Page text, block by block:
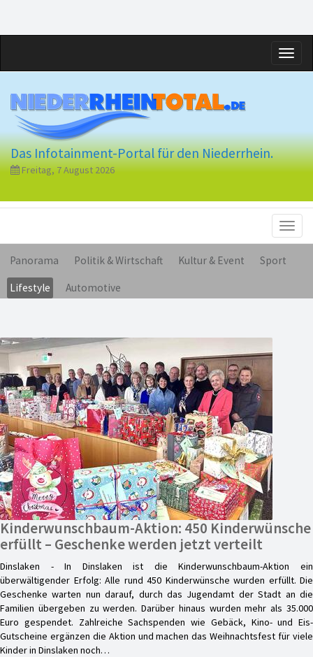
Das Infotainment-Portal für den Niederrhein.
Freitag, 7 August 2026
Panorama Politik & Wirtschaft Kultur & Event Sport
Lifestyle Automotive
Kinderwunschbaum-Aktion: 450 Kinderwünsche
erfüllt – Geschenke werden jetzt verteilt
Dinslaken - In Dinslaken ist die Kinderwunschbaum-Aktion ein
überwältigender Erfolg: Alle rund 450 Kinderwünsche wurden erfüllt. Die
Geschenke warten nun darauf, durch das Jugendamt der Stadt an die
Familien übergeben zu werden. Darüber hinaus wurden mehr als 35.000
Euro gespendet. Zahlreiche Sachspenden wie Gebäck, Kino- und Eis-
Gutscheine ergänzen die Aktion und machen das Weihnachtsfest für viele
Kinder in Dinslaken noch…